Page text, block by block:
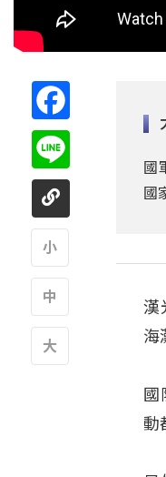
國
國
漢
海
國
動